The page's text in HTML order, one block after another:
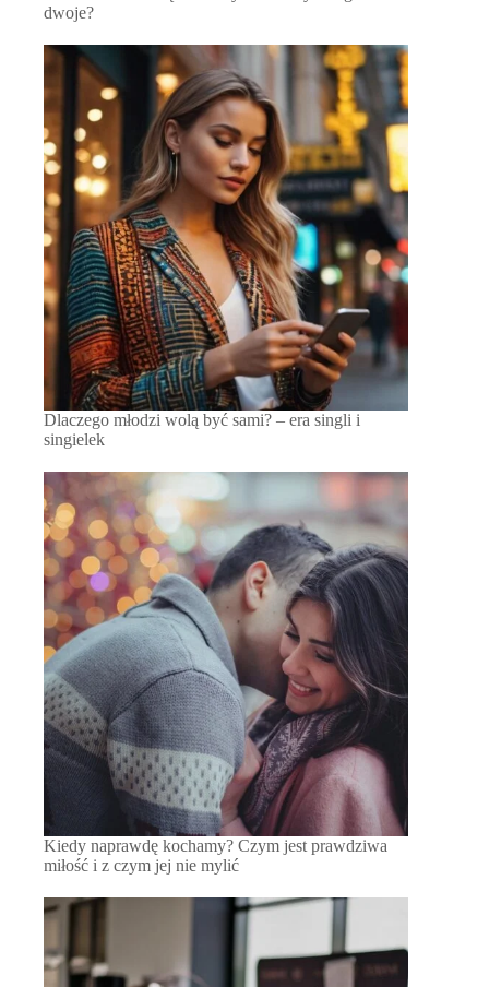
dwoje?
Dlaczego młodzi wolą być sami? – era singli i
singielek
Kiedy naprawdę kochamy? Czym jest prawdziwa
miłość i z czym jej nie mylić